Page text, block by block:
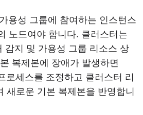
용성 그룹에 참여하는 인스턴스
노드여야 합니다. 클러스터는
감지 및 가용성 그룹 리소스 상
복제본에 장애가 발생하면
로세스를 조정하고 클러스터 리
새로운 기본 복제본을 반영합니